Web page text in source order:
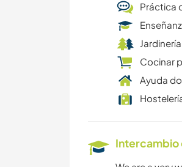
Práctica
Cocinar
Ayuda
Intercambio